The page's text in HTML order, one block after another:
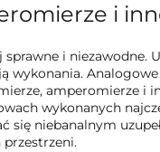
i
sprawne i niezawodne.
wykonania.
amperomierze i
wykonanych
się niebanalnym